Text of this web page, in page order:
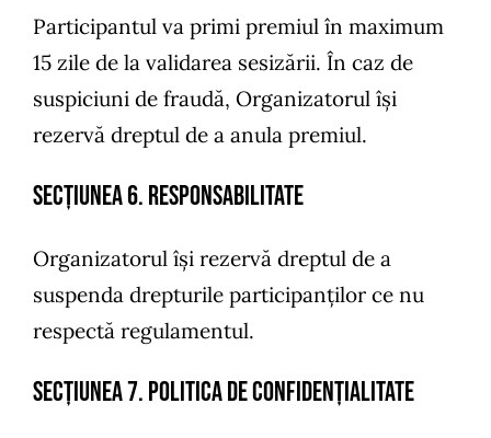
Participantul va primi premiul în maximum
15 zile de la validarea sesizării. În caz de
suspiciuni de fraudă, Organizatorul își
rezervă dreptul de a anula premiul.
SECȚIUNEA 6. Responsabilitate
Organizatorul își rezervă dreptul de a
suspenda drepturile participanților ce nu
respectă regulamentul.
SECȚIUNEA 7. Politica de confidențialitate